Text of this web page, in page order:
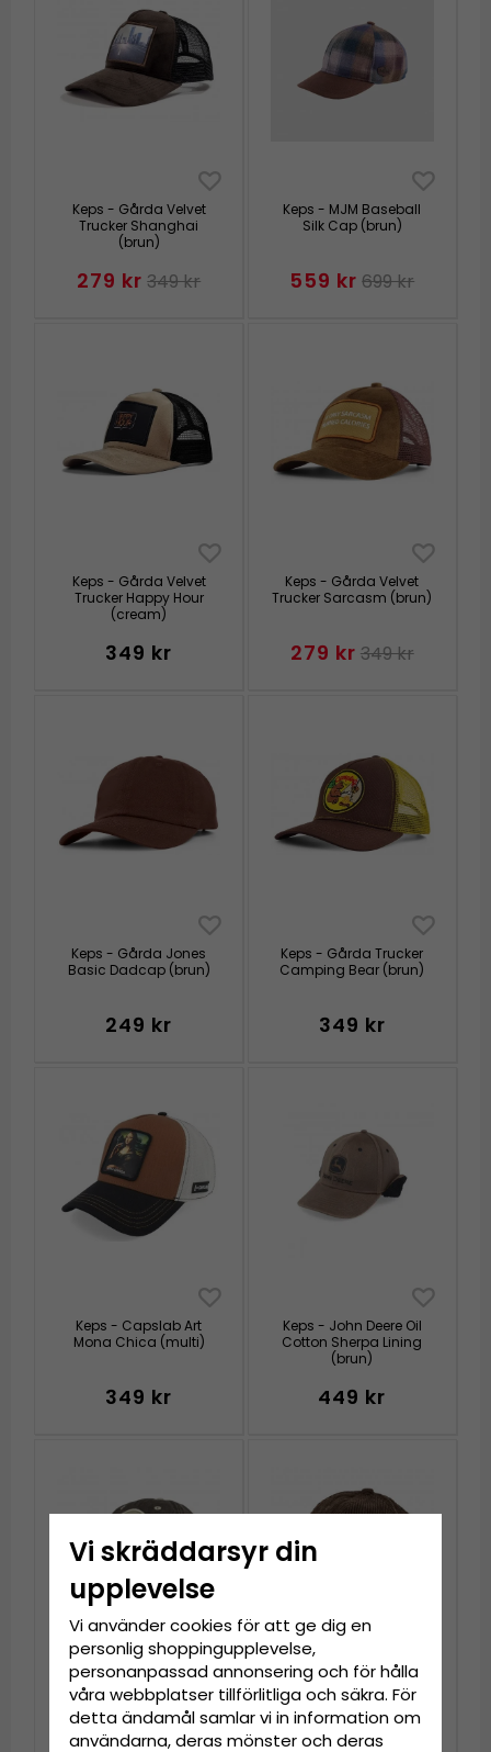
Keps - Gårda Velvet
Trucker Shanghai
(brun)
279 kr 349 kr
Keps - MJM Baseball
Silk Cap (brun)
559 kr 699 kr
Keps - Gårda Velvet
Trucker Happy Hour
(cream)
349 kr
Keps - Gårda Velvet
Trucker Sarcasm (brun)
279 kr 349 kr
Keps - Gårda Jones
Basic Dadcap (brun)
249 kr
Keps - Gårda Trucker
Camping Bear (brun)
349 kr
Keps - Capslab Art
Mona Chica (multi)
349 kr
Keps - John Deere Oil
Cotton Sherpa Lining
(brun)
449 kr
Keps Barn - Gårda
Happy Cap
(brun/beige)
Keps Barn - Gårda
Smile Corduroy Cap
(brun)
Vi skräddarsyr din
upplevelse
Vi använder cookies för att ge dig en
personlig shoppingupplevelse,
personanpassad annonsering och för hålla
våra webbplatser tillförlitliga och säkra. För
detta ändamål samlar vi in information om
användarna, deras mönster och deras